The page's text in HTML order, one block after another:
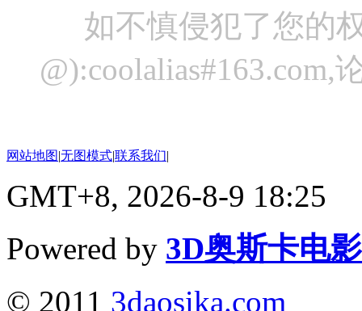
如不慎侵犯了您的
网站地图|无图模式|联系我们|
GMT+8, 2026-8-9 18:25
Powered by 3D奥斯卡电
© 2011 3daosika.com